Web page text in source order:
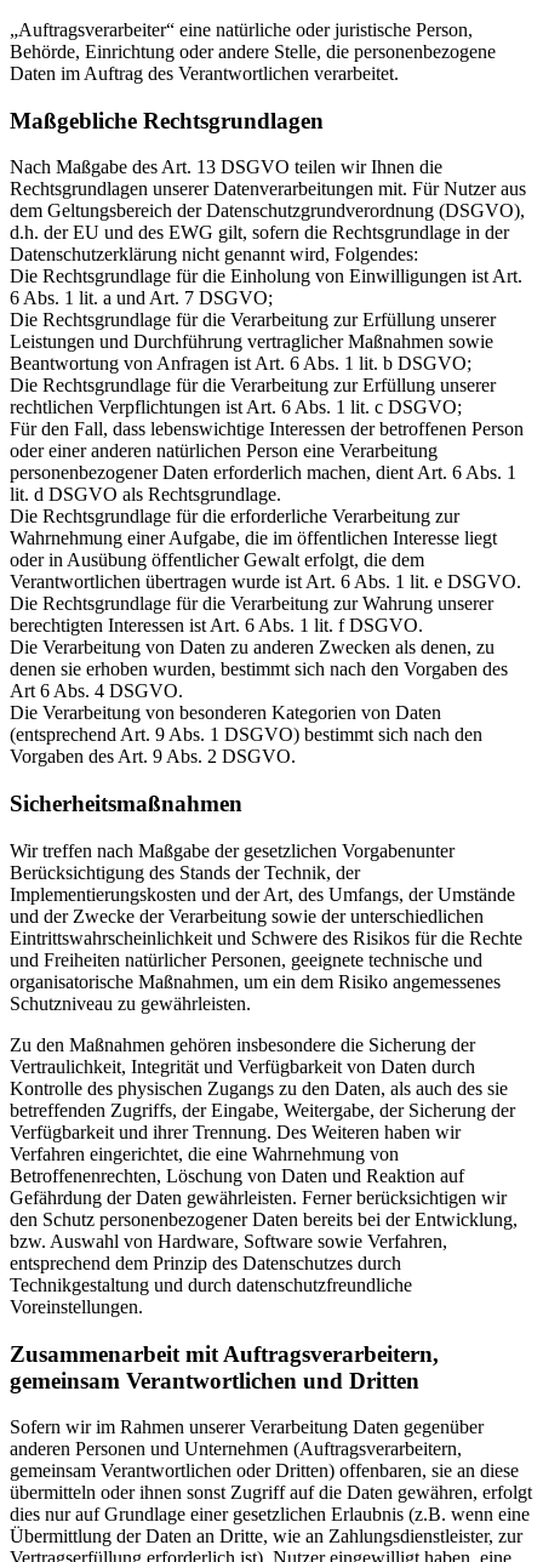
„Auftragsverarbeiter“ eine natürliche oder juristische Person,
Behörde, Einrichtung oder andere Stelle, die personenbezogene
Daten im Auftrag des Verantwortlichen verarbeitet.
Maßgebliche Rechtsgrundlagen
Nach Maßgabe des Art. 13 DSGVO teilen wir Ihnen die
Rechtsgrundlagen unserer Datenverarbeitungen mit. Für Nutzer aus
dem Geltungsbereich der Datenschutzgrundverordnung (DSGVO),
d.h. der EU und des EWG gilt, sofern die Rechtsgrundlage in der
Datenschutzerklärung nicht genannt wird, Folgendes:
Die Rechtsgrundlage für die Einholung von Einwilligungen ist Art.
6 Abs. 1 lit. a und Art. 7 DSGVO;
Die Rechtsgrundlage für die Verarbeitung zur Erfüllung unserer
Leistungen und Durchführung vertraglicher Maßnahmen sowie
Beantwortung von Anfragen ist Art. 6 Abs. 1 lit. b DSGVO;
Die Rechtsgrundlage für die Verarbeitung zur Erfüllung unserer
rechtlichen Verpflichtungen ist Art. 6 Abs. 1 lit. c DSGVO;
Für den Fall, dass lebenswichtige Interessen der betroffenen Person
oder einer anderen natürlichen Person eine Verarbeitung
personenbezogener Daten erforderlich machen, dient Art. 6 Abs. 1
lit. d DSGVO als Rechtsgrundlage.
Die Rechtsgrundlage für die erforderliche Verarbeitung zur
Wahrnehmung einer Aufgabe, die im öffentlichen Interesse liegt
oder in Ausübung öffentlicher Gewalt erfolgt, die dem
Verantwortlichen übertragen wurde ist Art. 6 Abs. 1 lit. e DSGVO.
Die Rechtsgrundlage für die Verarbeitung zur Wahrung unserer
berechtigten Interessen ist Art. 6 Abs. 1 lit. f DSGVO.
Die Verarbeitung von Daten zu anderen Zwecken als denen, zu
denen sie erhoben wurden, bestimmt sich nach den Vorgaben des
Art 6 Abs. 4 DSGVO.
Die Verarbeitung von besonderen Kategorien von Daten
(entsprechend Art. 9 Abs. 1 DSGVO) bestimmt sich nach den
Vorgaben des Art. 9 Abs. 2 DSGVO.
Sicherheitsmaßnahmen
Wir treffen nach Maßgabe der gesetzlichen Vorgabenunter
Berücksichtigung des Stands der Technik, der
Implementierungskosten und der Art, des Umfangs, der Umstände
und der Zwecke der Verarbeitung sowie der unterschiedlichen
Eintrittswahrscheinlichkeit und Schwere des Risikos für die Rechte
und Freiheiten natürlicher Personen, geeignete technische und
organisatorische Maßnahmen, um ein dem Risiko angemessenes
Schutzniveau zu gewährleisten.
Zu den Maßnahmen gehören insbesondere die Sicherung der
Vertraulichkeit, Integrität und Verfügbarkeit von Daten durch
Kontrolle des physischen Zugangs zu den Daten, als auch des sie
betreffenden Zugriffs, der Eingabe, Weitergabe, der Sicherung der
Verfügbarkeit und ihrer Trennung. Des Weiteren haben wir
Verfahren eingerichtet, die eine Wahrnehmung von
Betroffenenrechten, Löschung von Daten und Reaktion auf
Gefährdung der Daten gewährleisten. Ferner berücksichtigen wir
den Schutz personenbezogener Daten bereits bei der Entwicklung,
bzw. Auswahl von Hardware, Software sowie Verfahren,
entsprechend dem Prinzip des Datenschutzes durch
Technikgestaltung und durch datenschutzfreundliche
Voreinstellungen.
Zusammenarbeit mit Auftragsverarbeitern,
gemeinsam Verantwortlichen und Dritten
Sofern wir im Rahmen unserer Verarbeitung Daten gegenüber
anderen Personen und Unternehmen (Auftragsverarbeitern,
gemeinsam Verantwortlichen oder Dritten) offenbaren, sie an diese
übermitteln oder ihnen sonst Zugriff auf die Daten gewähren, erfolgt
dies nur auf Grundlage einer gesetzlichen Erlaubnis (z.B. wenn eine
Übermittlung der Daten an Dritte, wie an Zahlungsdienstleister, zur